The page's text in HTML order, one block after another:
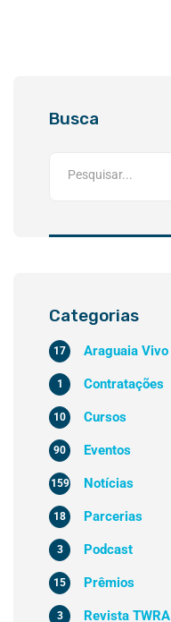
Busca
Categorias
Araguaia Vivo
17
Contratações
1
Cursos
10
Eventos
90
Notícias
159
Parcerias
18
Podcast
3
Prêmios
15
Revista TWRA
3